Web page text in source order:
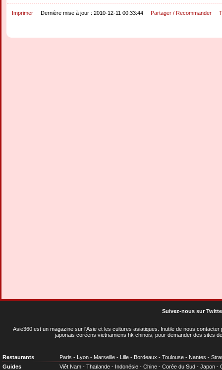
Imprimer Dernière mise à jour : 2010-12-11 00:33:44 Partager / Recommander
Suivez-nous sur
Asie360 est un magazine sur l'Asie et les cultures asiatiques . Inutile de nous
japonais coréens vietnamiens hk chinois, pour demander des sites
Restaurants Paris - Lyon - Marseille - Lille - Bordeaux - Toulouse - Nantes -
Guides
Viêt Nam - Thaïlande - Indonésie - Chine - Corée du Sud - Japon -